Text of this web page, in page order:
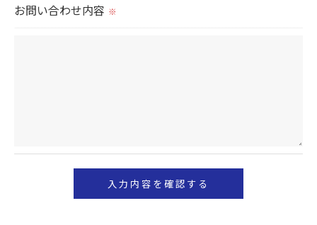
当社では、お客様の個人情報の開示･訂正･削除・利
お問い合わせ内容 ※